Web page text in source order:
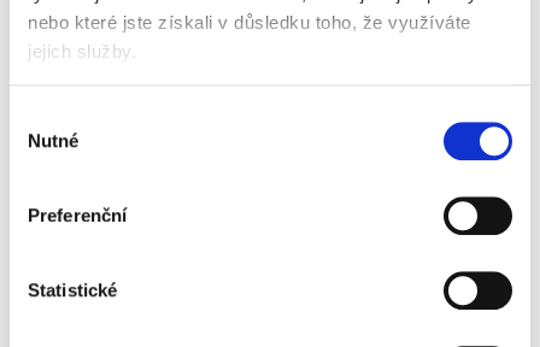
nebo které jste získali v důsledku toho, že využíváte
jejich služby.
souhlasu
Nutné
Preferenční
Statistické
Roztřidovač plastový, šestibarevná
Objednací číslo
Značka